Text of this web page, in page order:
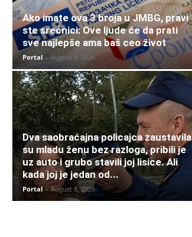
Ako imate ova 3 broja u JMBG, pravi
ste srećnici: Ove ljude će da prati
sve najlepše ama baš ceo život
Portal - August 8, 2026
Dva saobraćajna policajca zaustavila
su mladu ženu bez razloga, pribili je
uz auto i grubo stavili joj lisice. Ali
kada joj je jedan od...
Portal - August 8, 2026